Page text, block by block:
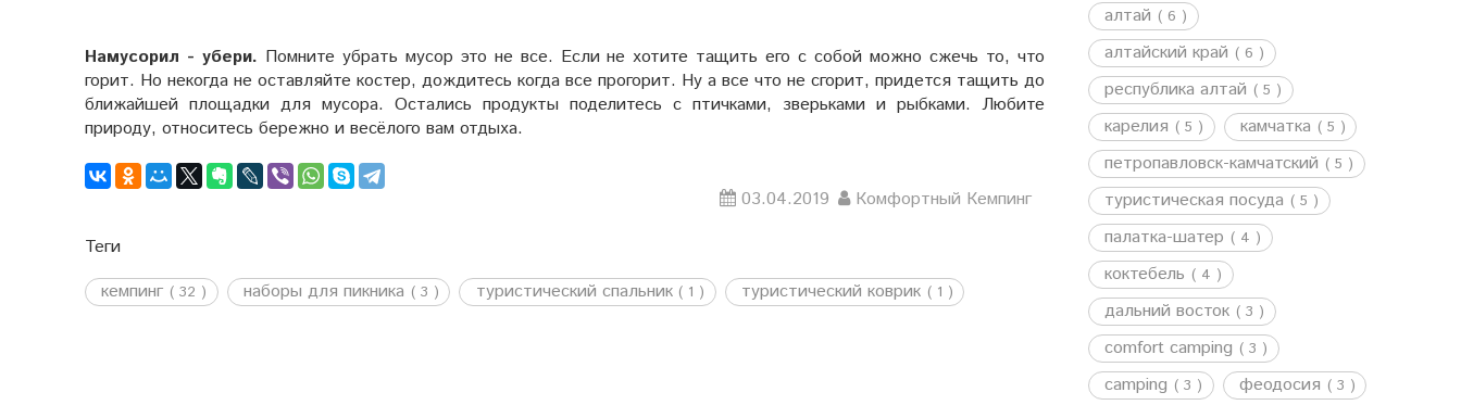
Намусорил - убери. Помните убрать мусор это не все. Если не хотите тащить его с собой можно сжечь то, что
горит. Но некогда не оставляйте костер, дождитесь когда все прогорит. Ну а все что не сгорит, придется тащить до
ближайшей площадки для мусора. Остались продукты поделитесь с птичками, зверьками и рыбками. Любите
природу, относитесь бережно и весёлого вам отдыха.
03.04.2019
Комфортный Кемпинг
Теги
кемпинг ( 32 ) наборы для пикника ( 3 ) туристический спальник ( 1 ) туристический коврик ( 1 )
алтай ( 6 )
алтайский край ( 6 )
республика алтай ( 5 )
карелия ( 5 ) камчатка ( 5 )
петропавловск-камчатский ( 5 )
туристическая посуда ( 5 )
палатка-шатер ( 4 )
коктебель ( 4 )
дальний восток ( 3 )
comfort camping ( 3 )
camping ( 3 ) феодосия ( 3 )